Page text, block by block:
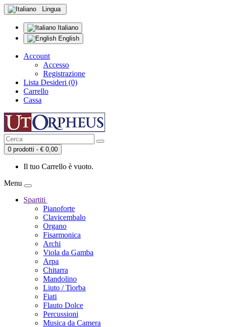
Lingua
Italiano
English
Account
Accesso
Registrazione
Lista Desideri (0)
Carrello
Cassa
0 prodotti - € 0,00
Il tuo Carrello è vuoto.
Menu
Spartiti
Pianoforte
Clavicembalo
Organo
Fisarmonica
Archi
Viola da Gamba
Arpa
Chitarra
Mandolino
Liuto / Tiorba
Fiati
Flauto Dolce
Percussioni
Musica da Camera